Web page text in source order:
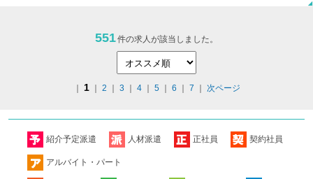
551件の求人が該当しました。
1｜ 2 3 4｜ 5｜ 6 7 次ページ
紹介予定派遣 人材派遣 正社員 契約社員
アルバイト・パート